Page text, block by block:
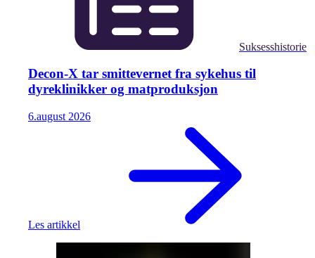
Suksesshistorie
Decon-X tar smittevernet fra sykehus til
dyreklinikker og matproduksjon
6.august 2026
Les artikkel